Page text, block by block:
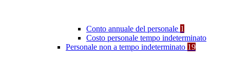
Conto annuale del personale 1
Costo personale tempo indeterminato
Personale non a tempo indeterminato 19